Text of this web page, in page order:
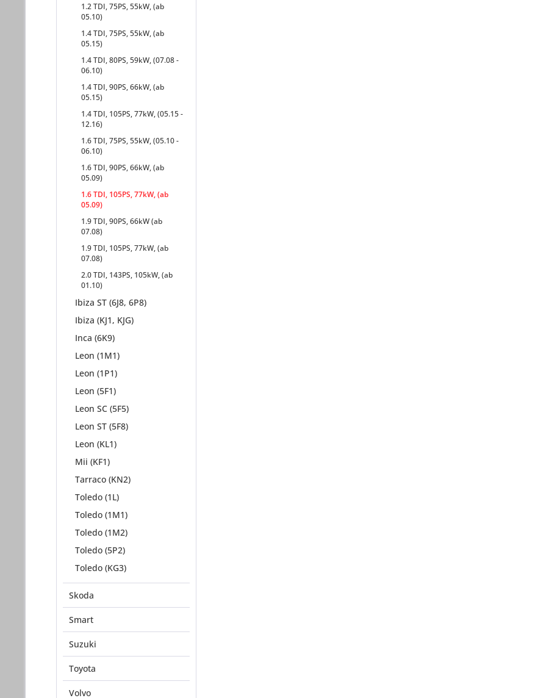
1.2 TDI, 75PS, 55kW, (ab
05.10)
1.4 TDI, 75PS, 55kW, (ab
05.15)
1.4 TDI, 80PS, 59kW, (07.08 -
06.10)
1.4 TDI, 90PS, 66kW, (ab
05.15)
1.4 TDI, 105PS, 77kW, (05.15 -
12.16)
1.6 TDI, 75PS, 55kW, (05.10 -
06.10)
1.6 TDI, 90PS, 66kW, (ab
05.09)
1.6 TDI, 105PS, 77kW, (ab
05.09)
1.9 TDI, 90PS, 66kW (ab
07.08)
1.9 TDI, 105PS, 77kW, (ab
07.08)
2.0 TDI, 143PS, 105kW, (ab
01.10)
Ibiza ST (6J8, 6P8)
Ibiza (KJ1, KJG)
Inca (6K9)
Leon (1M1)
Leon (1P1)
Leon (5F1)
Leon SC (5F5)
Leon ST (5F8)
Leon (KL1)
Mii (KF1)
Tarraco (KN2)
Toledo (1L)
Toledo (1M1)
Toledo (1M2)
Toledo (5P2)
Toledo (KG3)
Skoda
Smart
Suzuki
Toyota
Volvo